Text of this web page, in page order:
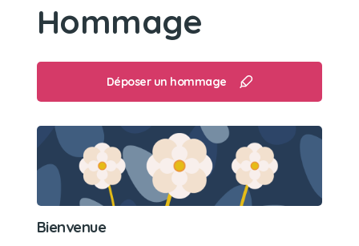
Hommage
Déposer un hommage
Bienvenue